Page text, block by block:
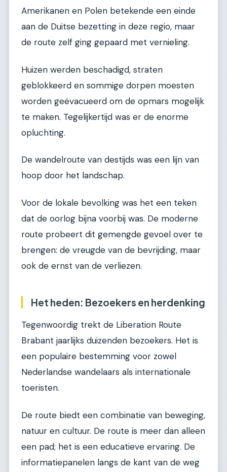
Amerikanen en Polen betekende een einde
aan de Duitse bezetting in deze regio, maar
de route zelf ging gepaard met vernieling.
Huizen werden beschadigd, straten
geblokkeerd en sommige dorpen moesten
worden geëvacueerd om de opmars mogelijk
te maken. Tegelijkertijd was er de enorme
opluchting.
De wandelroute van destijds was een lijn van
hoop door het landschap.
Voor de lokale bevolking was het een teken
dat de oorlog bijna voorbij was. De moderne
route probeert dit gemengde gevoel over te
brengen: de vreugde van de bevrijding, maar
ook de ernst van de verliezen.
Het heden: Bezoekers en herdenking
Tegenwoordig trekt de Liberation Route
Brabant jaarlijks duizenden bezoekers. Het is
een populaire bestemming voor zowel
Nederlandse wandelaars als internationale
toeristen.
De route biedt een combinatie van beweging,
natuur en cultuur. De route is meer dan alleen
een pad; het is een educatieve ervaring. De
informatiepanelen langs de kant van de weg